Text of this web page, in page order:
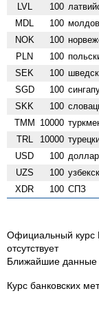
LVL 100
MDL 100
NOK 100
PLN 100
SEK 100
SGD 100
SKK 100
TMM 10000
TRL 10000
USD 100
UZS 100
XDR 100 СПЗ
Официальный курс
отсутствует
Ближайшие данные
Курс банковских